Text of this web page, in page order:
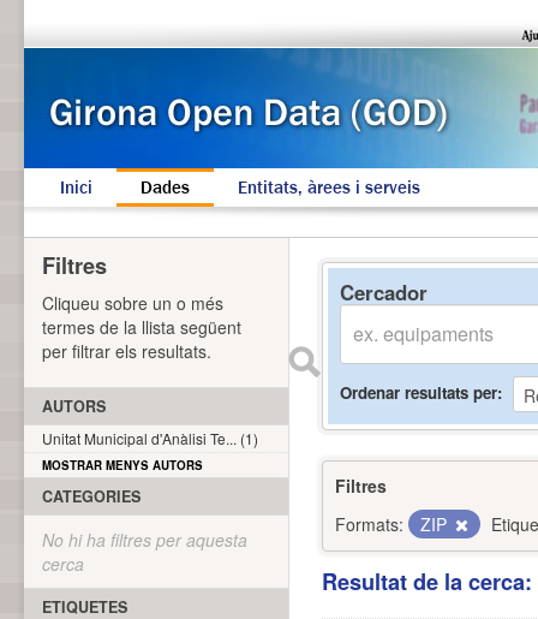
Inici Dades Entitats, àrees i serveis
Cercador
Ordenar resultats per
Filtres
Formats:
ZIP
Resultat de la
Filtres
Cliqueu sobre un o més
termes de la llista següent
per filtrar els resultats.
AUTORS
Unitat Municipal d'Anàlisi Te... (1)
MOSTRAR MENYS AUTORS
CATEGORIES
No hi ha filtres per aquesta
cerca
ETIQUETES